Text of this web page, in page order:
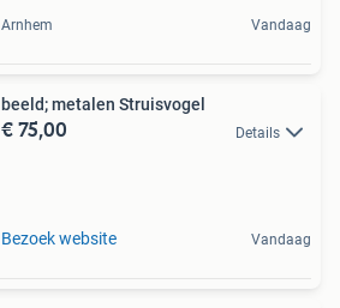
Arnhem Vandaag
beeld; metalen Struisvogel
€ 75,00 Details
Bezoek website Vandaag